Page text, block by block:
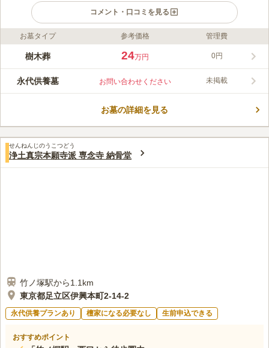
コメント・口コミを見る
ライフドット編集部のコメント
東京都から公共性の高い霊園として公益霊園の認証を受けてい
たりの単価が低めに抑えられています。洋型専用区画、ゆとり区
などから手頃な区画を選ぶことができます。閑静な住宅街になか
お参りができます。
みんなの評価
3.3 口コミ1件
30代女性
周辺は住宅地でご飯を食べたりするようなところは近所にないの
で不便です。スーパーは近くにあります。ついでに寄れるようなとこはは
ないです。
お墓タイプ 参考価格 管理費
樹木葬 24万円 0円
永代供養墓 お問い合わせください 未掲載
お墓の詳細を見る
せんねんじのうこつどう
浄土真宗本願寺派 専念寺 納骨堂
竹ノ塚駅から1.1km
東京都足立区伊興本町2-14-2
永代供養プランあり 檀家になる必要なし 生前申込できる
おすすめポイント